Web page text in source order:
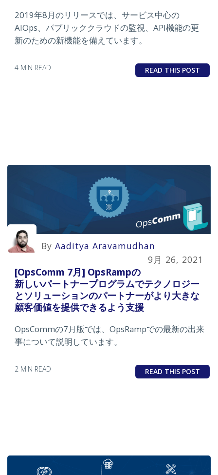
2019年8月のリリースでは、サービス中心の
AIOps、パブリッククラウドの監視、API機能の更
新のための新機能を備えています。
4 MIN READ READ THIS POST
By Aaditya Aravamudhan
9月 26, 2021
[OpsComm 7月] OpsRampの
新しいパートナープログラムでテクノロジー
とソリューションのパートナーがより大きな
顧客価値を提供できるよう支援
OpsCommの7月版では、OpsRampでの最新の出来
事について説明しています。
2 MIN READ READ THIS POST